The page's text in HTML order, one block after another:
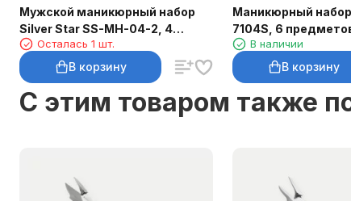
Мужской маникюрный набор
Silver Star SS-MH-04-2, 4
предмета
Осталась 1 шт.
В корзину
Маникюрный
7104S, 6
футляра
В наличии
В корзину
C этим товаром также